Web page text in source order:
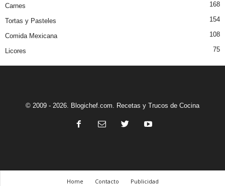
Carnes 168
Tortas y Pasteles 154
Comida Mexicana 108
Licores 75
© 2009 - 2026. Blogichef.com. Recetas y Trucos de Cocina
Home Contacto Publicidad